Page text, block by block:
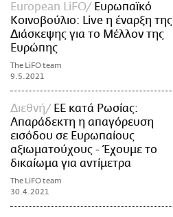
European LiFO
Ευρωπαϊκό
Κοινοβούλιο: Live η έναρξη της
Διάσκεψης για το Μέλλον της
Ευρώπης
The LiFO team
9.5.2021
Διεθνή
ΕΕ κατά Ρωσίας:
Απαράδεκτη η απαγόρευση
εισόδου σε Ευρωπαίους
αξιωματούχους - Έχουμε το
δικαίωμα για αντίμετρα
The LiFO team
30.4.2021